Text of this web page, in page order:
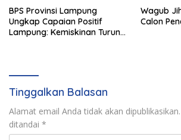
BPS Provinsi Lampung
Ungkap Capaian Positif
Lampung: Kemiskinan Turun,
Wagub
Calon
Tinggalkan Balasan
Alamat email Anda tidak akan dipublikasikan.
ditandai *